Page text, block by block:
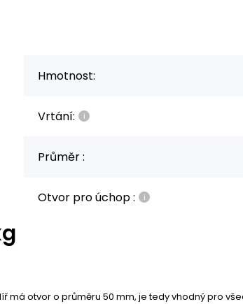
Hmotnost:
Vrtání:
Průměr :
Otvor pro úchop :
otvor o průměru 50 mm, je tedy vhodný pro